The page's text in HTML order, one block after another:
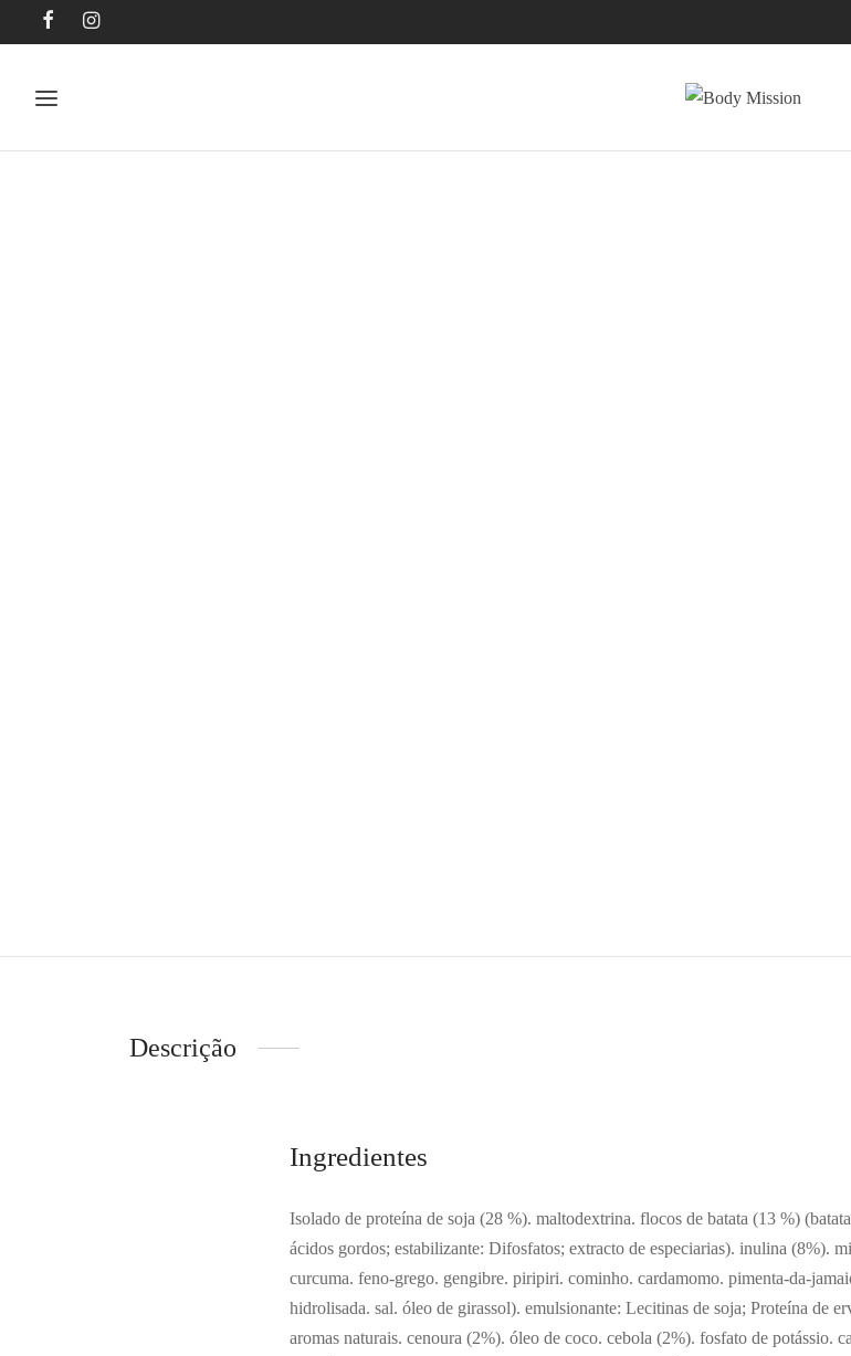
Descrição
Ingredientes
Isolado de proteína de soja (28 %). maltodextrina. flocos de batata (13 %)
ácidos gordos; estabilizante: Difosfatos; extracto de especiarias). inulina (8%).
curcuma. feno-grego. gengibre. piripiri. cominho. cardamomo. pimenta-da-
hidrolisada. sal. óleo de girassol). emulsionante: Lecitinas de soja; Proteína de
aromas naturais. cenoura (2%). óleo de coco. cebola (2%). fosfato de potássio.